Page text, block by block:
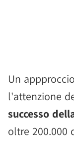
Un
l'attenzione
successo
oltre 200.000